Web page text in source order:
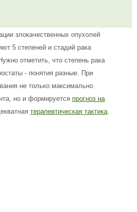
злокачественных опухолей
5 степеней и стадий рака
отметить, что степень рака
- понятия разные. При
не только максимально
но и формируется прогноз на
терапевтическая тактика.